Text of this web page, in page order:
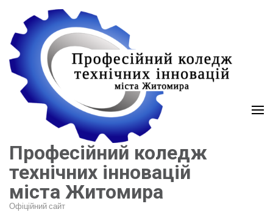
вмісту
(натисніть
Enter)
Професійний коледж
технічних інновацій
міста Житомира
Офіційний сайт